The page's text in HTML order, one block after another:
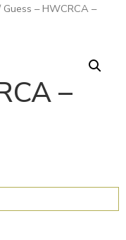
Guess – HWCRCA –
–